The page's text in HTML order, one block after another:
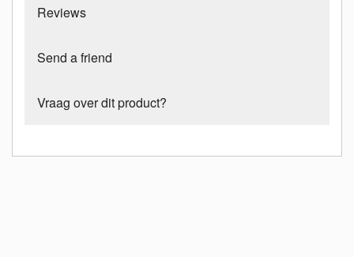
Reviews
Send a friend
Vraag over dit product?